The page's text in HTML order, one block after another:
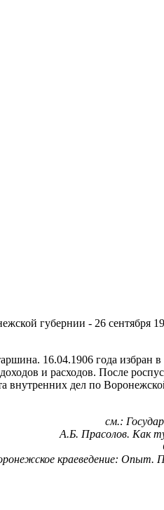
губернии - 26 сентября
16.04.1906 года избран
и расходов. После
дел по
см.:
А.Б. Прасолов. Как
краеведение: Опыт.